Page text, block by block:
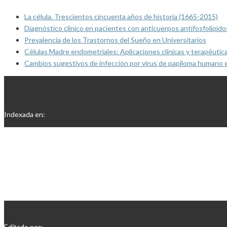
La célula. Trescientos cincuenta años de historia (1665-2015)
Diagnóstico clínico en pacientes con anticuerpos
Prevalencia de los Trastornos del Sueño en Universitarios
Células Madre endometriales: Aplicaciones clínicas y
Cambios sugestivos de infección por virus de papiloma
Indexada en: